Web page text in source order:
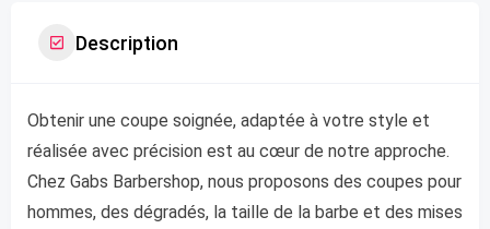
Description
Obtenir une coupe soignée, adaptée à votre style et
réalisée avec précision est au cœur de notre approche.
Chez Gabs Barbershop, nous proposons des coupes pour
hommes, des dégradés, la taille de la barbe et des mises